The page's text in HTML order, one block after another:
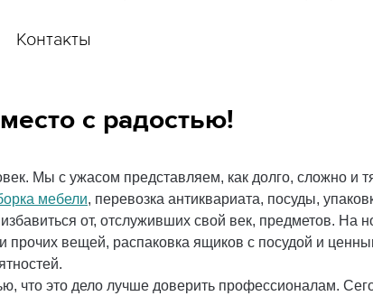
Контакты
с радостью!
Мы с ужасом представляем, как долго, сложно и
мебели, перевозка антиквариата, посуды,
от, отслуживших свой век, предметов. На
прочих вещей, распаковка ящиков с посудой и
что это дело лучше доверить профессионалам.